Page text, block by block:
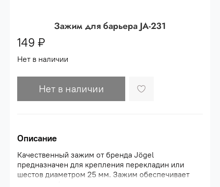
Зажим для барьера JA-231
149 ₽
Нет в наличии
Нет в наличии
Описание
Качественный зажим от бренда Jögel
предназначен для крепления перекладин или
шестов диаметром 25 мм. Зажим обеспечивает